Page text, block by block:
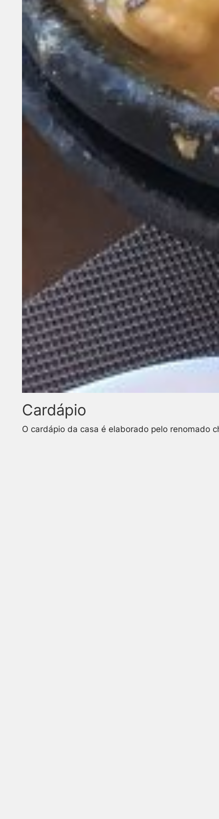
Cardápio
O cardápio da casa é elaborado pelo renomado